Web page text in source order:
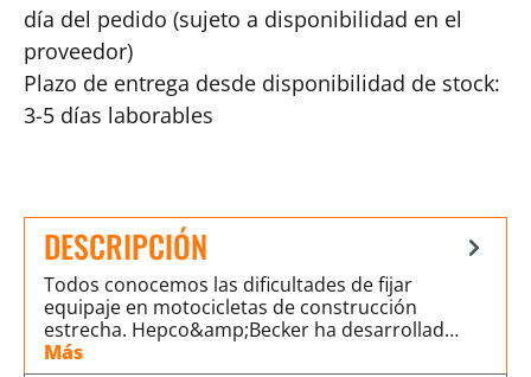
día del pedido (sujeto a disponibilidad en el
proveedor)
Plazo de entrega desde disponibilidad de stock:
3-5 días laborables
DESCRIPCIÓN
Todos conocemos las dificultades de fijar
equipaje en motocicletas de construcción
estrecha. Hepco&amp;Becker ha desarrollad…
Más